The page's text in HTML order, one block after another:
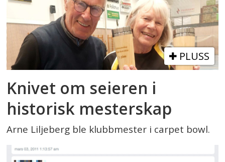
PLUSS
Knivet om seieren i
historisk mesterskap
Arne Liljeberg ble klubbmester i carpet bowl.